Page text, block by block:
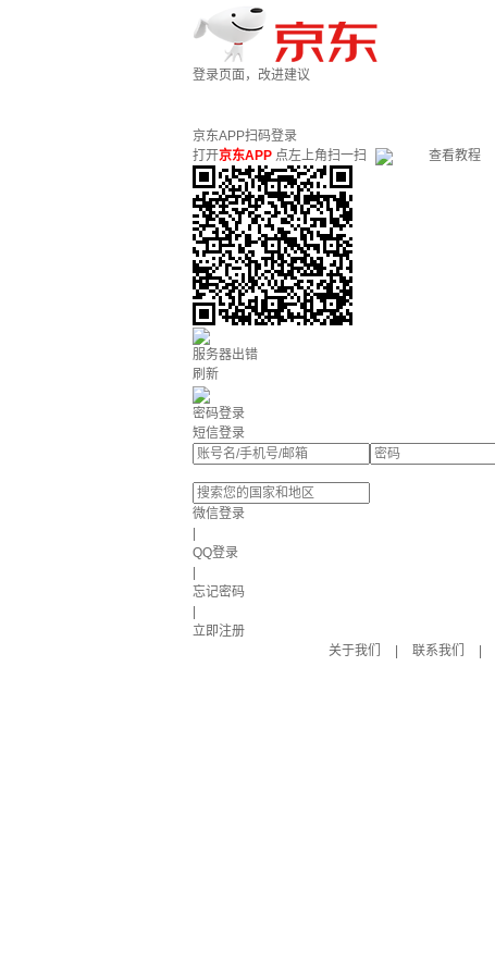
登录页面，改进建议
京东APP扫码登录
打开京东APP 点左上角扫一扫 查看教程
服务器出错
刷新
密码登录
短信登录
微信登录
QQ登录
忘记密码
立即注册
关于我们
联系我们